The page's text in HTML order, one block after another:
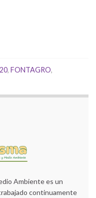
, FONTAGRO,
Ambiente es un
continuamente